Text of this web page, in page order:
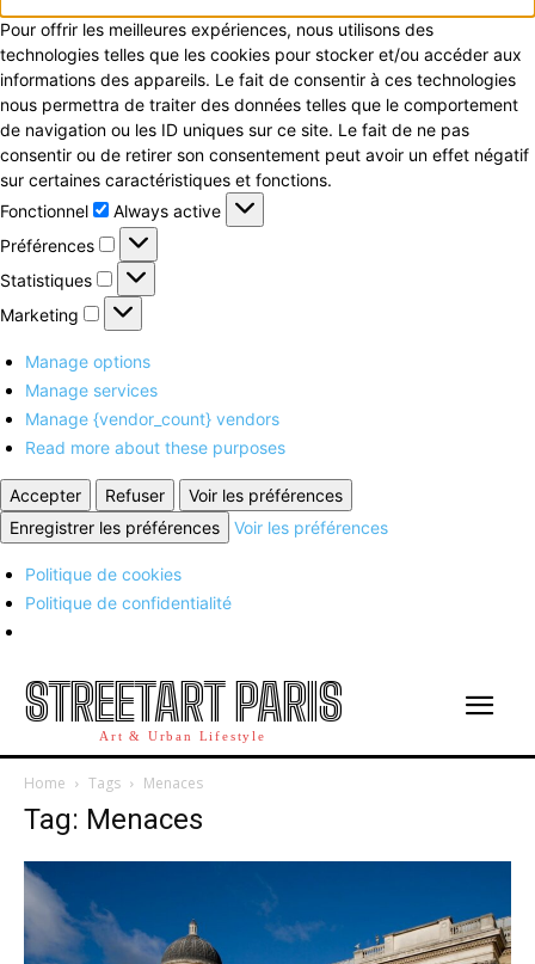
Pour offrir les meilleures expériences, nous utilisons des
technologies telles que les cookies pour stocker et/ou accéder aux
informations des appareils. Le fait de consentir à ces technologies
nous permettra de traiter des données telles que le comportement
de navigation ou les ID uniques sur ce site. Le fait de ne pas
consentir ou de retirer son consentement peut avoir un effet négatif
sur certaines caractéristiques et fonctions.
Fonctionnel
Fonctionnel
Always active
Préférences
Préférences
Statistiques
Statistiques
Marketing
Marketing
Manage options
Manage services
Manage {vendor_count} vendors
Read more about these purposes
Accepter Refuser
Voir les préférences
Enregistrer les préférences
Voir les préférences
Politique de cookies
Politique de confidentialité
STREETART PARIS
Art & Urban Lifestyle
Home Tags Menaces
Tag: Menaces